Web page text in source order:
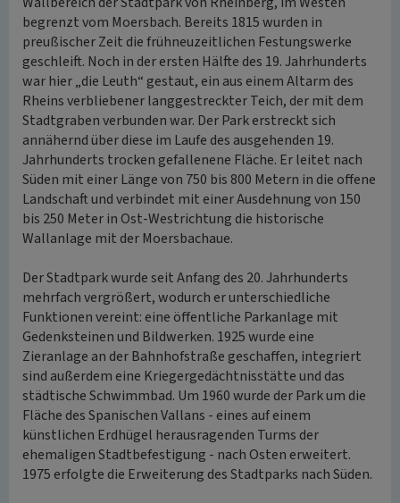
begrenzt vom Moersbach. Bereits 1815 wurden in
preußischer Zeit die frühneuzeitlichen Festungswerke
geschleift. Noch in der ersten Hälfte des 19. Jahrhunderts
war hier „die Leuth“ gestaut, ein aus einem Altarm des
Rheins verbliebener langgestreckter Teich, der mit dem
Stadtgraben verbunden war. Der Park erstreckt sich
annähernd über diese im Laufe des ausgehenden 19.
Jahrhunderts trocken gefallenene Fläche. Er leitet nach
Süden mit einer Länge von 750 bis 800 Metern in die offene
Landschaft und verbindet mit einer Ausdehnung von 150
bis 250 Meter in Ost-Westrichtung die historische
Wallanlage mit der Moersbachaue.
Der Stadtpark wurde seit Anfang des 20. Jahrhunderts
mehrfach vergrößert, wodurch er unterschiedliche
Funktionen vereint: eine öffentliche Parkanlage mit
Gedenksteinen und Bildwerken. 1925 wurde eine
Zieranlage an der Bahnhofstraße geschaffen, integriert
sind außerdem eine Kriegergedächtnisstätte und das
städtische Schwimmbad. Um 1960 wurde der Park um die
Fläche des Spanischen Vallans - eines auf einem
künstlichen Erdhügel herausragenden Turms der
ehemaligen Stadtbefestigung - nach Osten erweitert.
1975 erfolgte die Erweiterung des Stadtparks nach Süden.